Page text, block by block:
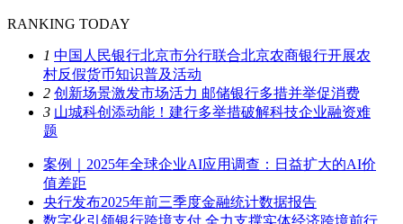
RANKING TODAY
1 中国人民银行北京市分行联合北京农商银行开展农
村反假货币知识普及活动
2 创新场景激发市场活力 邮储银行多措并举促消费
3 山城科创添动能！建行多举措破解科技企业融资难
题
案例｜2025年全球企业AI应用调查：日益扩大的AI价
值差距
央行发布2025年前三季度金融统计数据报告
数字化引领银行跨境支付 全力支撑实体经济跨境前行